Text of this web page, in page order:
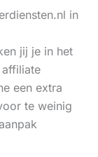
in
jij je in het
een extra
te weinig